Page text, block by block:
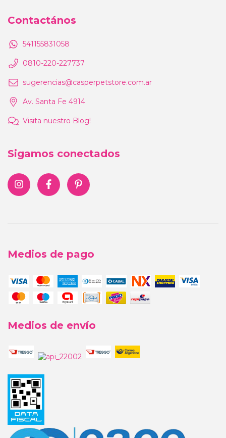
Contactános
541155831058
0810-220-227737
sugerencias@casperpetstore.com.ar
Av. Santa Fe 4914
Visita nuestro Blog!
Sigamos conectados
Medios de pago
Medios de envío